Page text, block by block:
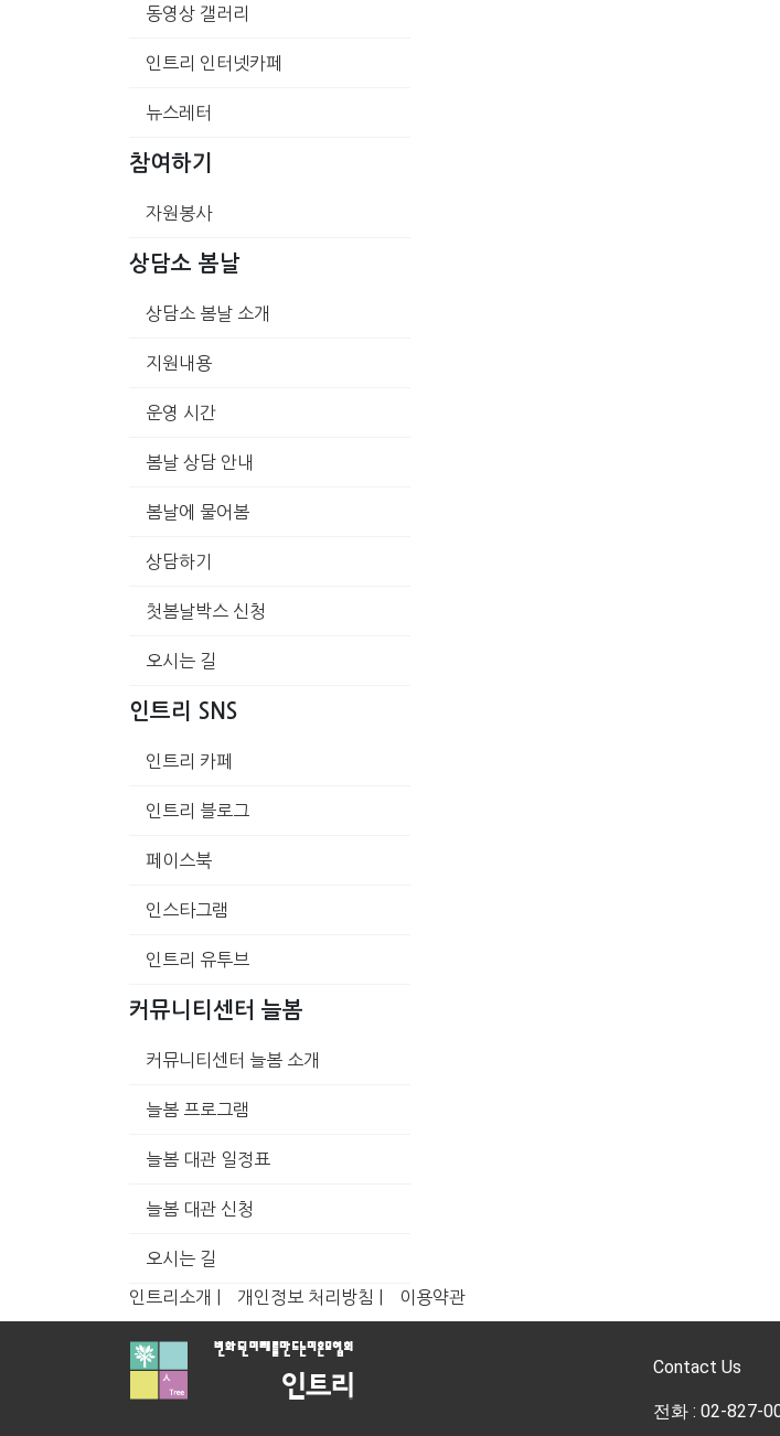
동영상 갤러리
인트리 인터넷카페
뉴스레터
참여하기
자원봉사
상담소 봄날
상담소 봄날 소개
지원내용
운영 시간
봄날 상담 안내
봄날에 물어봄
상담하기
첫봄날박스 신청
오시는 길
인트리 SNS
인트리 카페
인트리 블로그
페이스북
인스타그램
인트리 유투브
커뮤니티센터 늘봄
커뮤니티센터 늘봄 소개
늘봄 프로그램
늘봄 대관 일정표
늘봄 대관 신청
오시는 길
인트리소개 | 개인정보 처리방침 | 이용약관
Contact Us
전화 : 02-827-